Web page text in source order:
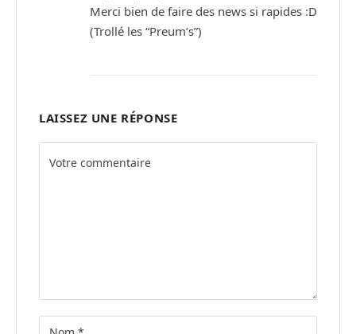
Merci bien de faire des news si rapides :D
(Trollé les “Preum’s”)
LAISSEZ UNE RÉPONSE